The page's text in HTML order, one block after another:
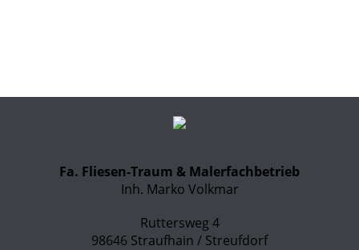
Fa. Fliesen-Traum & Malerfachbetrieb
Inh. Marko Volkmar
Ruttersweg 4
98646 Straufhain / Streufdorf